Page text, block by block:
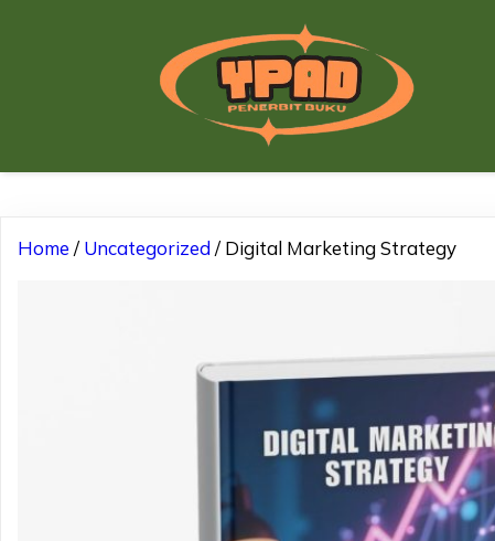
Home /Uncategorized/ Digital Marketing Strategy